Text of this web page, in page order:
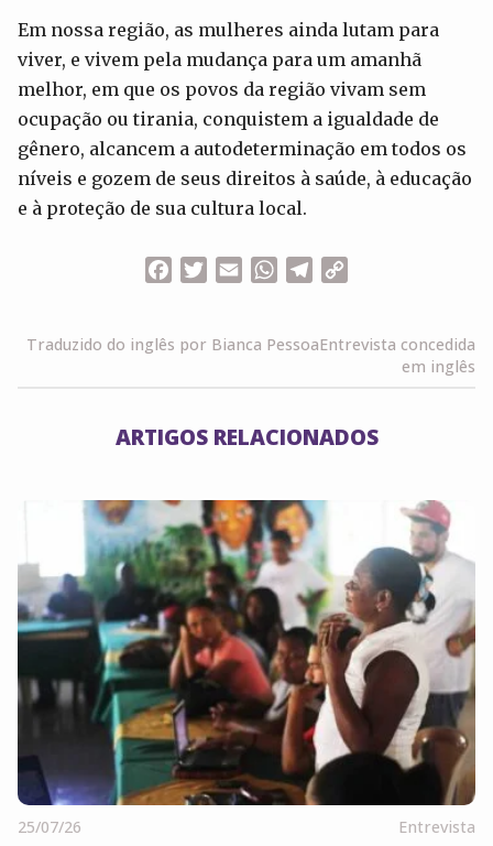
Em nossa região, as mulheres ainda lutam para
viver, e vivem pela mudança para um amanhã
melhor, em que os povos da região vivam sem
ocupação ou tirania, conquistem a igualdade de
gênero, alcancem a autodeterminação em todos os
níveis e gozem de seus direitos à saúde, à educação
e à proteção de sua cultura local.
FacebookTwitterEmailWhatsApp
Telegram
Traduzido do inglês por Bianca PessoaEntrevista concedida
em inglês
ARTIGOS RELACIONADOS
25/07/26 Entrevista